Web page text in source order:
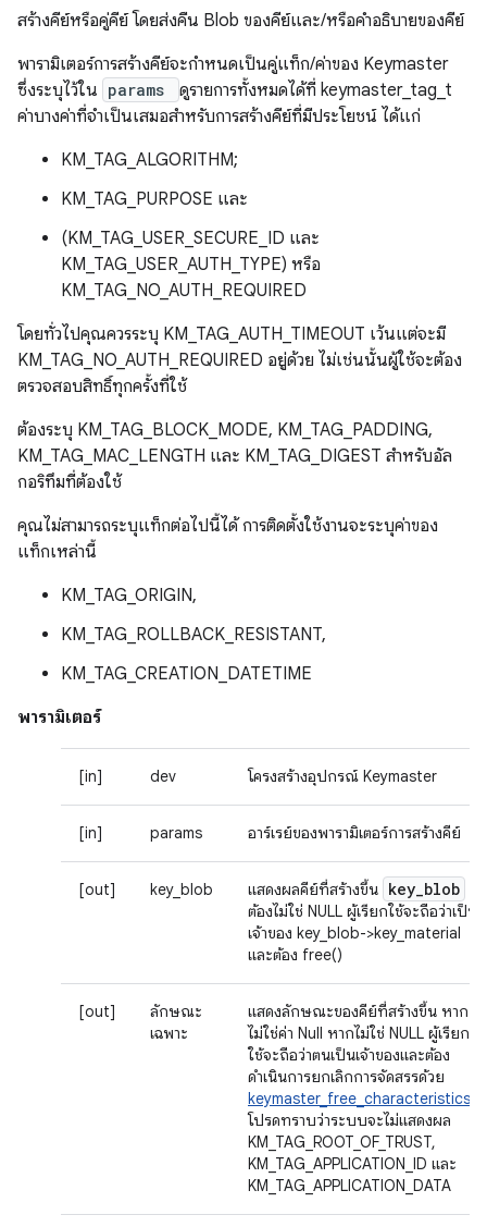
สร้างคีย์หรือคู่คีย์ โดยส่งคืน Blob ของคีย์และ/หรือคําอธิบายของคีย์
พารามิเตอร์การสร้างคีย์จะกำหนดเป็นคู่แท็ก/ค่าของ Keymaster
ซึ่งระบุไว้ใน params
ดูรายการทั้งหมดได้ที่ keymaster_tag_t
ค่าบางค่าที่จําเป็นเสมอสําหรับการสร้างคีย์ที่มีประโยชน์ ได้แก่
KM_TAG_ALGORITHM;
KM_TAG_PURPOSE และ
(KM_TAG_USER_SECURE_ID และ
KM_TAG_USER_AUTH_TYPE) หรือ
KM_TAG_NO_AUTH_REQUIRED
โดยทั่วไปคุณควรระบุ KM_TAG_AUTH_TIMEOUT เว้นแต่จะมี
KM_TAG_NO_AUTH_REQUIRED อยู่ด้วย ไม่เช่นนั้นผู้ใช้จะต้อง
ตรวจสอบสิทธิ์ทุกครั้งที่ใช้
ต้องระบุ KM_TAG_BLOCK_MODE, KM_TAG_PADDING,
KM_TAG_MAC_LENGTH และ KM_TAG_DIGEST สำหรับอัล
กอริทึมที่ต้องใช้
คุณไม่สามารถระบุแท็กต่อไปนี้ได้ การติดตั้งใช้งานจะระบุค่าของ
แท็กเหล่านี้
KM_TAG_ORIGIN,
KM_TAG_ROLLBACK_RESISTANT,
KM_TAG_CREATION_DATETIME
พารามิเตอร์
[in] dev โครงสร้างอุปกรณ์ Keymaster
[in] params อาร์เรย์ของพารามิเตอร์การสร้างคีย์
[out] key_blob แสดงผลคีย์ที่สร้างขึ้น key_blob
ต้องไม่ใช่ NULL ผู้เรียกใช้จะถือว่าเป็น
เจ้าของ key_blob->key_material
และต้อง free()
[out]
ลักษณะ
เฉพาะ
แสดงลักษณะของคีย์ที่สร้างขึ้น หาก
ไม่ใช่ค่า Null หากไม่ใช่ NULL ผู้เรียก
ใช้จะถือว่าตนเป็นเจ้าของและต้อง
ดำเนินการยกเลิกการจัดสรรด้วย
keymaster_free_characteristics()
โปรดทราบว่าระบบจะไม่แสดงผล
KM_TAG_ROOT_OF_TRUST,
KM_TAG_APPLICATION_ID และ
KM_TAG_APPLICATION_DATA